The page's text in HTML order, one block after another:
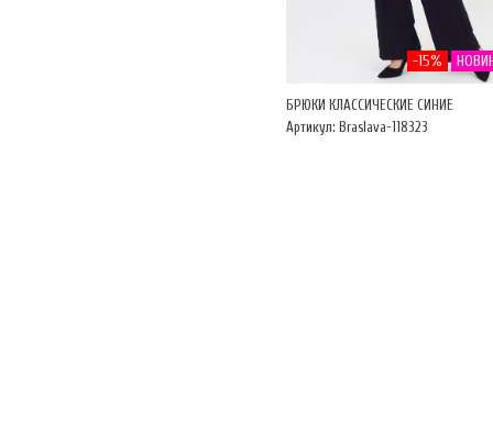
-15%
БРЮКИ КЛАССИЧЕСКИЕ СИНИЕ
Артикул: Braslava-118323